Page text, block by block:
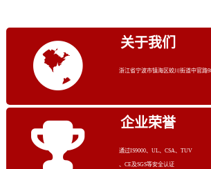
关于我们
浙江省宁波市镇海区蛟川街道中官路
企业荣誉
通过IS9000、UL、CSA、TUV
、CE及SGS等安全认证